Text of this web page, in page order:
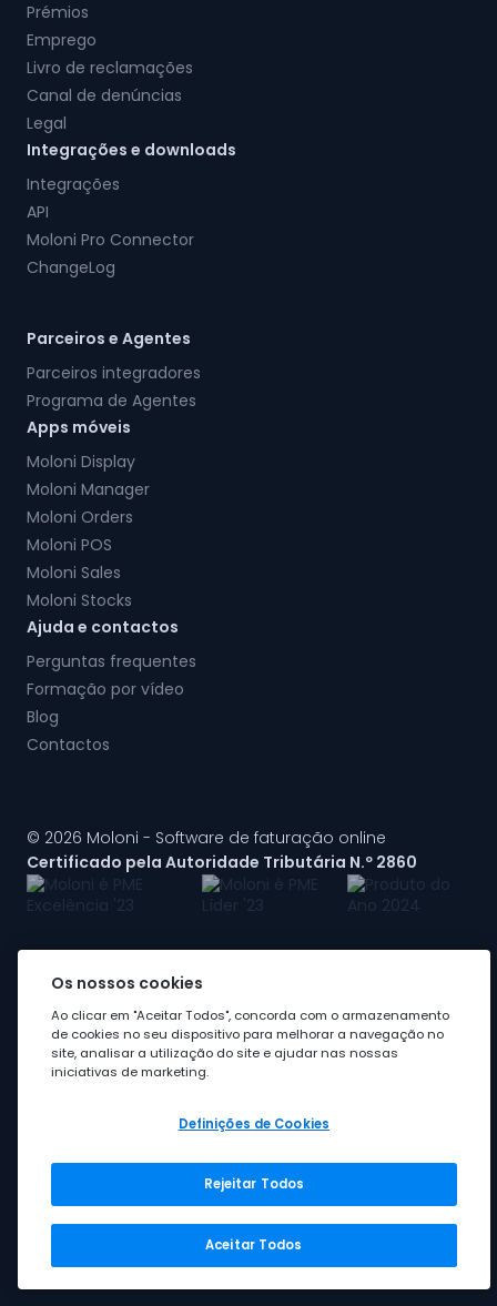
Prémios
Emprego
Livro de reclamações
Canal de denúncias
Legal
Integrações e downloads
Integrações
API
Moloni Pro Connector
ChangeLog
Parceiros e Agentes
Parceiros integradores
Programa de Agentes
Apps móveis
Moloni Display
Moloni Manager
Moloni Orders
Moloni POS
Moloni Sales
Moloni Stocks
Ajuda e contactos
Perguntas frequentes
Formação por vídeo
Blog
Contactos
© 2026 Moloni - Software de faturação online
Certificado pela Autoridade Tributária N.º 2860
A Moloni faz parte dogrupo Visma
Grupo Visma
Visma em Portugal
Os nossos cookies
Ao clicar em "Aceitar Todos", concorda com o armazenamento
de cookies no seu dispositivo para melhorar a navegação no
site, analisar a utilização do site e ajudar nas nossas
iniciativas de marketing.
Definições de Cookies
Rejeitar Todos
Aceitar Todos